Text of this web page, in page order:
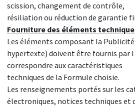
scission, changement de contrôle,
résiliation ou réduction de garantie
Fourniture des éléments
Les éléments composant la
hypertexte) doivent être fournis par
correspondre aux caractéristiques
techniques de la Formule choisie.
Les renseignements portés sur les
électroniques, notices techniques et